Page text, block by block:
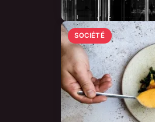
SOCIÉTÉ